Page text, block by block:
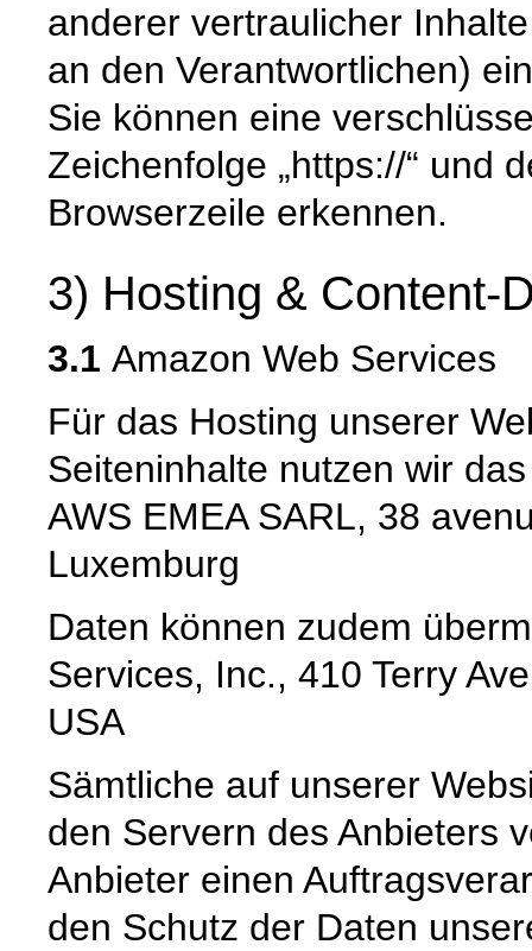
anderer vertraulicher
an den Verantwortlichen)
Sie können eine
Zeichenfolge „https://“ und
Browserzeile erkennen.
3) Hosting & Content-
3.1 Amazon Web Services
Für das Hosting unserer
Seiteninhalte nutzen wir
AWS EMEA SARL, 38
Luxemburg
Daten können zudem
Services, Inc., 410 Terry
USA
Sämtliche auf unserer
den Servern des Anbieters
Anbieter einen
den Schutz der Daten